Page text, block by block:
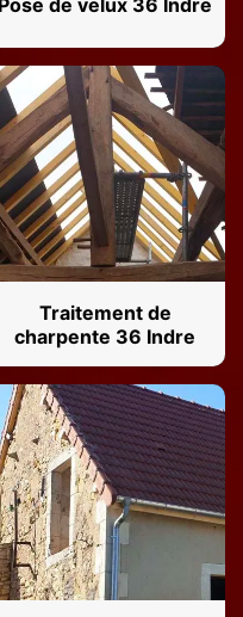
Pose de velux 36 Indre
Traitement de
charpente 36 Indre